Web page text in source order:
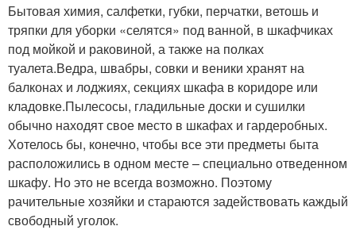
Бытовая химия, салфетки, губки, перчатки, ветошь и
тряпки для уборки «селятся» под ванной, в шкафчиках
под мойкой и раковиной, а также на полках
туалета.Ведра, швабры, совки и веники хранят на
балконах и лоджиях, секциях шкафа в коридоре или
кладовке.Пылесосы, гладильные доски и сушилки
обычно находят свое место в шкафах и гардеробных.
Хотелось бы, конечно, чтобы все эти предметы быта
расположились в одном месте – специально отведенном
шкафу. Но это не всегда возможно. Поэтому
рачительные хозяйки и стараются задействовать каждый
свободный уголок.